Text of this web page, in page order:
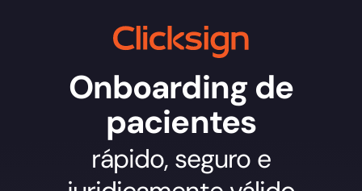
Onboarding de
pacientes
rápido, seguro e